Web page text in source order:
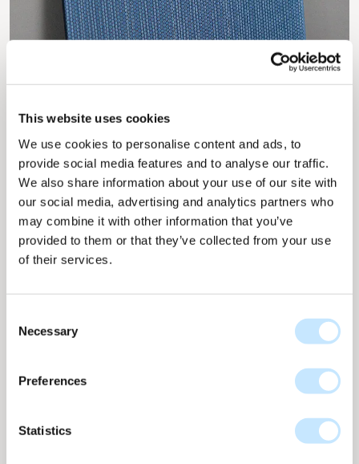
This website uses cookies
We use cookies to personalise content and ads, to
provide social media features and to analyse our traffic.
We also share information about your use of our site with
our social media, advertising and analytics partners who
may combine it with other information that you’ve
provided to them or that they’ve collected from your use
of their services.
Selection
Necessary
Preferences
Statistics
Paneelweergave Op gevel
Paneelweergave Op gevel
Line collectie
L-656 Middag Blauw uit de Line-collectie heeft
handgetekende lijnen in diepe blauwtinten, geïnspireerd